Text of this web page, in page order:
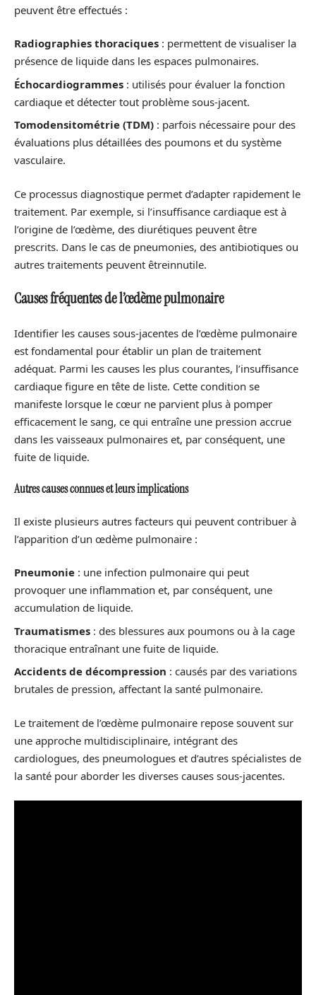
peuvent être effectués :
Radiographies thoraciques : permettent de visualiser la
présence de liquide dans les espaces pulmonaires.
Échocardiogrammes : utilisés pour évaluer la fonction
cardiaque et détecter tout problème sous-jacent.
Tomodensitométrie (TDM) : parfois nécessaire pour des
évaluations plus détaillées des poumons et du système
vasculaire.
Ce processus diagnostique permet d’adapter rapidement le
traitement. Par exemple, si l’insuffisance cardiaque est à
l’origine de l’œdème, des diurétiques peuvent être
prescrits. Dans le cas de pneumonies, des antibiotiques ou
autres traitements peuvent êtreinnutile.
Causes fréquentes de l’œdème pulmonaire
Identifier les causes sous-jacentes de l’œdème pulmonaire
est fondamental pour établir un plan de traitement
adéquat. Parmi les causes les plus courantes, l’insuffisance
cardiaque figure en tête de liste. Cette condition se
manifeste lorsque le cœur ne parvient plus à pomper
efficacement le sang, ce qui entraîne une pression accrue
dans les vaisseaux pulmonaires et, par conséquent, une
fuite de liquide.
Autres causes connues et leurs implications
Il existe plusieurs autres facteurs qui peuvent contribuer à
l’apparition d’un œdème pulmonaire :
Pneumonie : une infection pulmonaire qui peut
provoquer une inflammation et, par conséquent, une
accumulation de liquide.
Traumatismes : des blessures aux poumons ou à la cage
thoracique entraînant une fuite de liquide.
Accidents de décompression : causés par des variations
brutales de pression, affectant la santé pulmonaire.
Le traitement de l’œdème pulmonaire repose souvent sur
une approche multidisciplinaire, intégrant des
cardiologues, des pneumologues et d’autres spécialistes de
la santé pour aborder les diverses causes sous-jacentes.